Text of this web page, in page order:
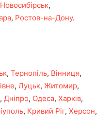
Новосибірськ,
, Ростов-на-Дону.
, Тернопіль, Вінниця,
, Луцьк, Житомир,
, Дніпро, Одеса, Харків,
, Кривий Ріг, Херсон,